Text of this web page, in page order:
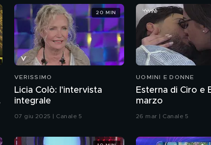
VERISSIMO
Licia Colò: l'intervista
integrale
07 giu 2025 | Canale 5
20 MIN
UOMINI E DONNE
Esterna di Ciro e
marzo
26 mar | Canale 5